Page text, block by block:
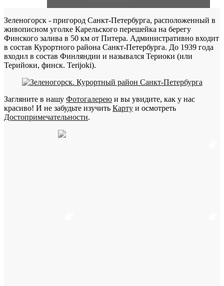
Зеленогорск - пригород Санкт-Петербурга, расположенный в
живописном уголке Карельского перешейка на берегу
Финского залива в 50 км от Питера. Административно входит
в состав Курортного района Санкт-Петербурга. До 1939 года
входил в состав Финляндии и назывался Териоки (или
Терийоки, финск. Terijoki).
Загляните в нашу Фотогалерею и вы увидите, как у нас
красиво! И не забудьте изучить Карту и осмотреть
Достопримечательности.